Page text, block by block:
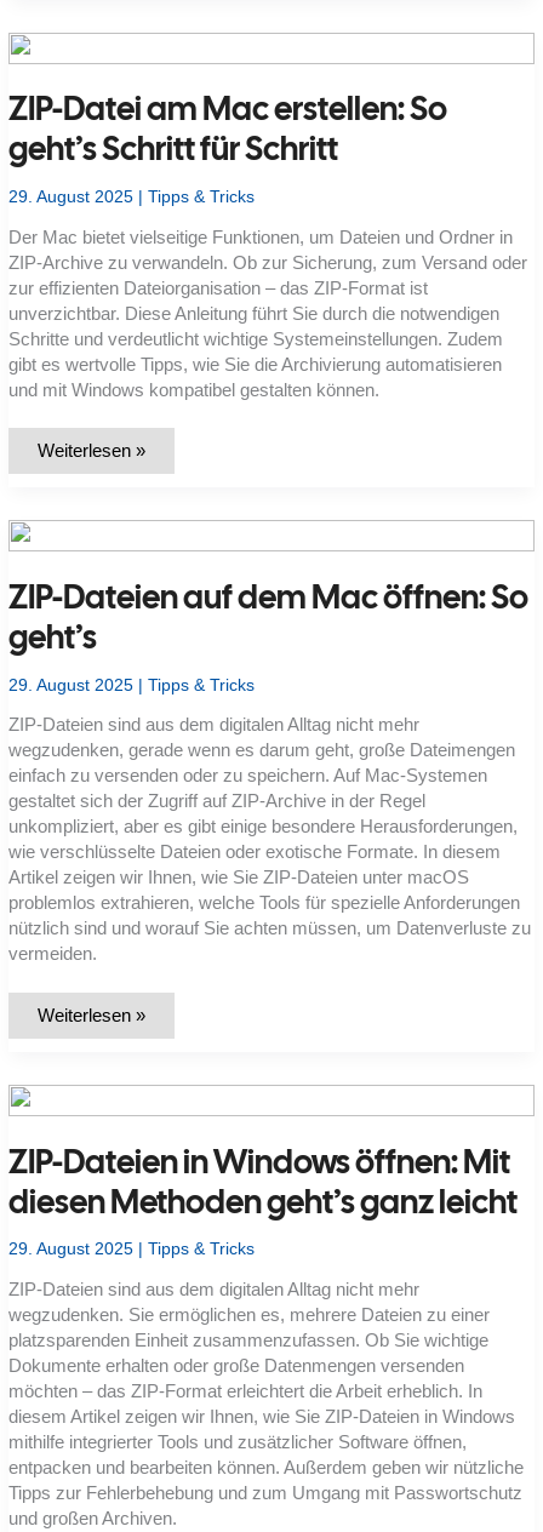
unter
11
ohne
dass
Scans
und
Textlesbarkeit
ZIP-Datei am Mac erstellen: So
geht’s Schritt für Schritt
29. August 2025 |Tipps & Tricks
Der Mac bietet vielseitige Funktionen, um Dateien und Ordner in
ZIP-Archive zu verwandeln. Ob zur Sicherung, zum Versand oder
zur effizienten Dateiorganisation – das ZIP-Format ist
unverzichtbar. Diese Anleitung führt Sie durch die notwendigen
Schritte und verdeutlicht wichtige Systemeinstellungen. Zudem
gibt es wertvolle Tipps, wie Sie die Archivierung automatisieren
und mit Windows kompatibel gestalten können.
ZIP-
erstellen:
geht’s
für
Schritt
Weiterlesen »
ZIP-Dateien auf dem Mac öffnen: So
geht’s
29. August 2025 |Tipps & Tricks
ZIP-Dateien sind aus dem digitalen Alltag nicht mehr
wegzudenken, gerade wenn es darum geht, große Dateimengen
einfach zu versenden oder zu speichern. Auf Mac-Systemen
gestaltet sich der Zugriff auf ZIP-Archive in der Regel
unkompliziert, aber es gibt einige besondere Herausforderungen,
wie verschlüsselte Dateien oder exotische Formate. In diesem
Artikel zeigen wir Ihnen, wie Sie ZIP-Dateien unter macOS
problemlos extrahieren, welche Tools für spezielle Anforderungen
nützlich sind und worauf Sie achten müssen, um Datenverluste zu
vermeiden.
ZIP-
Mac
So
Weiterlesen »
ZIP-Dateien in Windows öffnen: Mit
diesen Methoden geht’s ganz leicht
29. August 2025 |Tipps & Tricks
ZIP-Dateien sind aus dem digitalen Alltag nicht mehr
wegzudenken. Sie ermöglichen es, mehrere Dateien zu einer
platzsparenden Einheit zusammenzufassen. Ob Sie wichtige
Dokumente erhalten oder große Datenmengen versenden
möchten – das ZIP-Format erleichtert die Arbeit erheblich. In
diesem Artikel zeigen wir Ihnen, wie Sie ZIP-Dateien in Windows
mithilfe integrierter Tools und zusätzlicher Software öffnen,
entpacken und bearbeiten können. Außerdem geben wir nützliche
Tipps zur Fehlerbehebung und zum Umgang mit Passwortschutz
und großen Archiven.